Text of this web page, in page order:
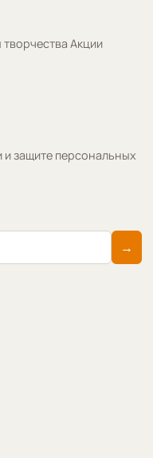
Акции
защите персональных
→